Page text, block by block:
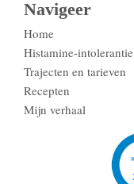
Navigeer
Home
Histamine-intolerantie
Trajecten en tarieven
Recepten
Mijn verhaal